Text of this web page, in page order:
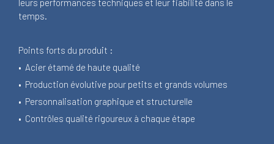
leurs performances techniques et leur fiabilité dans le
temps.
Points forts du produit :
• Acier étamé de haute qualité
• Production évolutive pour petits et grands volumes
• Personnalisation graphique et structurelle
• Contrôles qualité rigoureux à chaque étape